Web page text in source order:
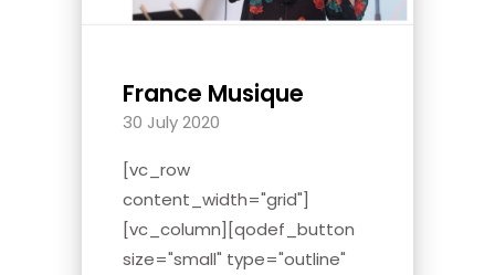
France Musique
30 July 2020
[vc_row
content_width="grid"]
[vc_column][qodef_button
size="small" type="outline"